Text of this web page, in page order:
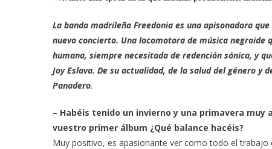
La banda madrileña Freedonia es una apisonadora
nuevo concierto. Una locomotora de música
humana, siempre necesitada de redención sónica, y
Joy Eslava. De su actualidad, de la salud del género
Panadero.
– Habéis tenido un invierno y una primavera
vuestro primer álbum ¿Qué balance hacéis?
Muy positivo, es apasionante ver como todo el